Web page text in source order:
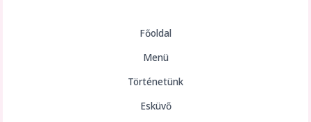
Főoldal
Menü
Történetünk
Esküvő